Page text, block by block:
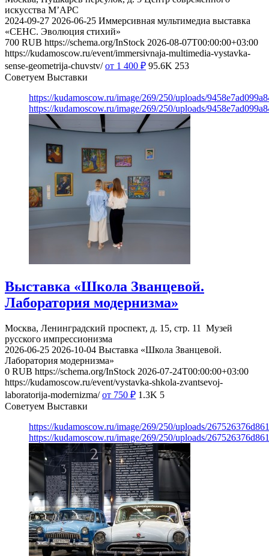
искусства М’АРС
2024-09-27 2026-06-25 Иммерсивная мультимедиа выставка
«СЕНС. Эволюция стихий»
700 RUB https://schema.org/InStock 2026-08-07T00:00:00+03:00
https://kudamoscow.ru/event/immersivnaja-multimedia-vystavka-
sense-geometrija-chuvstv/ от 1 400 ₽ 95.6K 253
Советуем Выставки
https://kudamoscow.ru/image/269/250/uploads/
https://kudamoscow.ru/image/269/250/uploads/
Выставка «Школа Званцевой.
Лаборатория модернизма»
Москва, Ленинградский проспект, д. 15, стр. 11
Музей
русского импрессионизма
2026-06-25 2026-10-04 Выставка «Школа Званцевой.
Лаборатория модернизма»
0 RUB https://schema.org/InStock 2026-07-24T00:00:00+03:00
https://kudamoscow.ru/event/vystavka-shkola-zvantsevoj-
laboratorija-modernizma/ от 750 ₽ 1.3K 5
Советуем Выставки
https://kudamoscow.ru/image/269/250/uploads/
https://kudamoscow.ru/image/269/250/uploads/